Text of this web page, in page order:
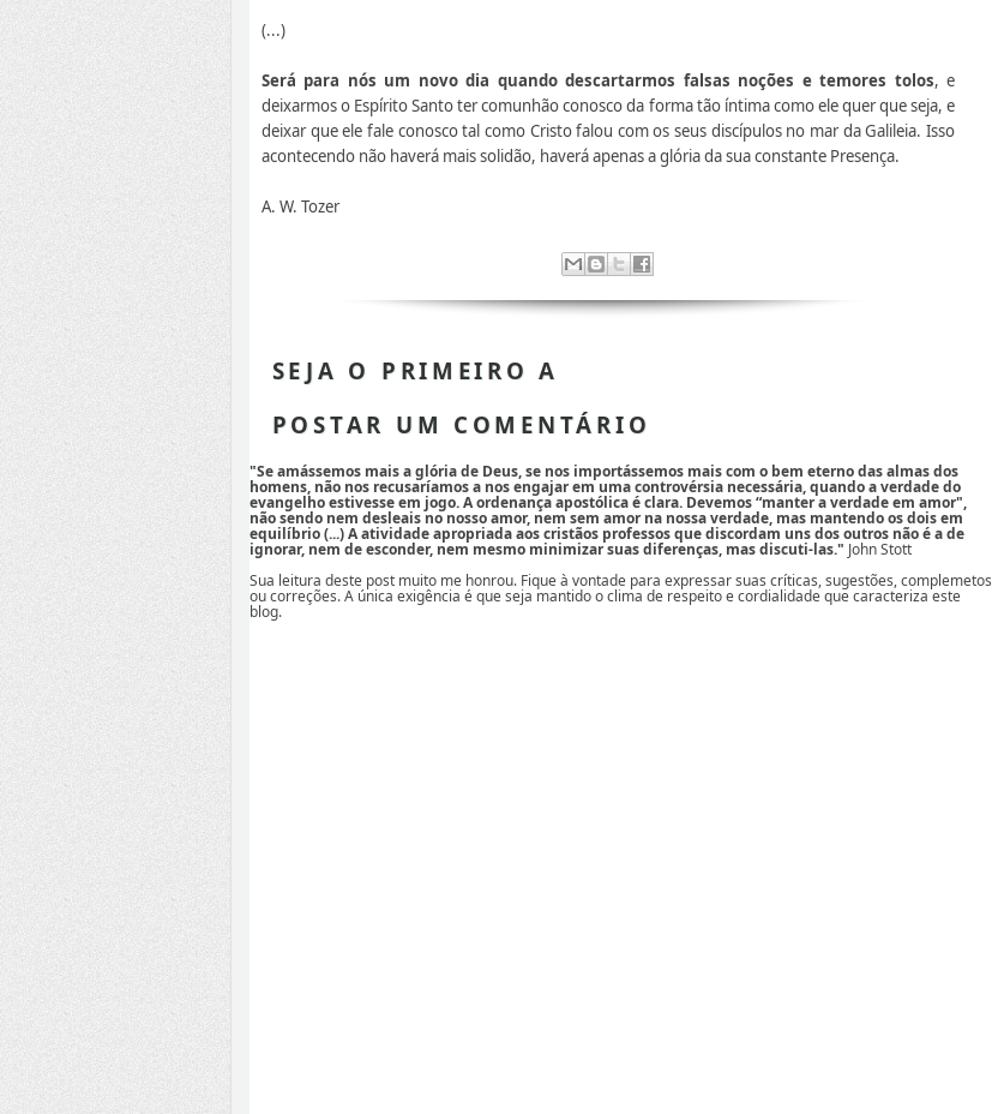
(...)
Será para nós um novo dia quando descartarmos falsas noções e temores tolos, e
deixarmos o Espírito Santo ter comunhão conosco da forma tão íntima como ele quer que seja, e
deixar que ele fale conosco tal como Cristo falou com os seus discípulos no mar da Galileia. Isso
acontecendo não haverá mais solidão, haverá apenas a glória da sua constante Presença.
A. W. Tozer
SEJA O PRIMEIRO A
POSTAR UM COMENTÁRIO
"Se amássemos mais a glória de Deus, se nos importássemos mais com o bem eterno das almas dos
homens, não nos recusaríamos a nos engajar em uma controvérsia necessária, quando a verdade do
evangelho estivesse em jogo. A ordenança apostólica é clara. Devemos “manter a verdade em amor",
não sendo nem desleais no nosso amor, nem sem amor na nossa verdade, mas mantendo os dois em
equilíbrio (...) A atividade apropriada aos cristãos professos que discordam uns dos outros não é a de
ignorar, nem de esconder, nem mesmo minimizar suas diferenças, mas discuti-las." John Stott
Sua leitura deste post muito me honrou. Fique à vontade para expressar suas críticas, sugestões, complemetos
ou correções. A única exigência é que seja mantido o clima de respeito e cordialidade que caracteriza este
blog.